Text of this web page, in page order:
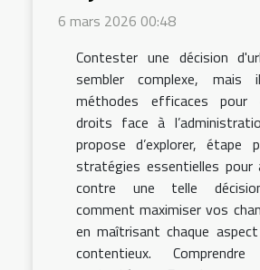
6 mars 2026 00:48
Contester une décision
sembler complexe,
méthodes efficaces pour
droits face à
propose d’explorer, étape
stratégies essentielles pour
contre une telle
comment maximiser vos
en maîtrisant chaque
contentieux.